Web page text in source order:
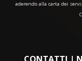
aderendo alla carta dei